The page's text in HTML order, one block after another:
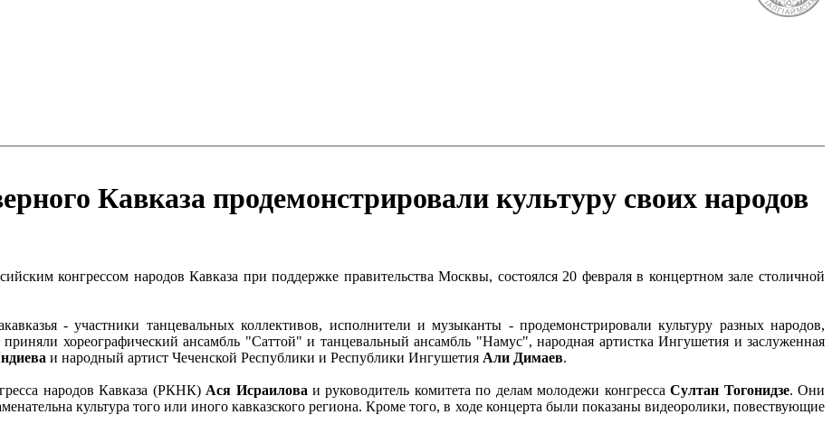
Кавказа продемонстрировали культуру своих народов
конгрессом народов Кавказа при поддержке правительства Москвы, состоялся 20 февраля в концертном зале столичной
- участники танцевальных коллективов, исполнители и музыканты - продемонстрировали культуру разных народов,
хореографический ансамбль "Саттой" и танцевальный ансамбль "Намус", народная артистка Ингушетия и заслуженная
и народный артист Чеченской Республики и Республики Ингушетия Али Димаев.
народов Кавказа (РКНК) Ася Исраилова и руководитель комитета по делам молодежи конгрессаСултан Тогонидзе. Они
культура того или иного кавказского региона. Кроме того, в ходе концерта были показаны видеоролики, повествующие